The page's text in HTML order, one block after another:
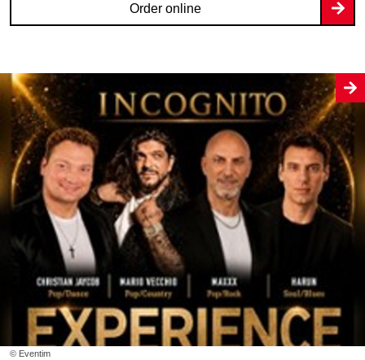
Order online
© Eventim